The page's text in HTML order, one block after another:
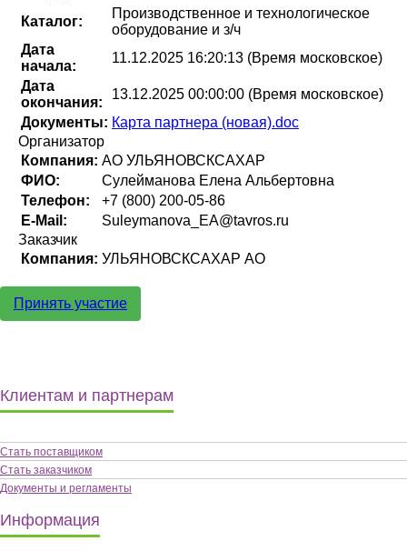
Каталог:
Производственное и технологическое
оборудование и з/ч
Дата
начала:
11.12.2025 16:20:13 (Время московское)
Дата
окончания:
13.12.2025 00:00:00 (Время московское)
Документы: Карта партнера (новая).doc
Организатор
Компания: АО УЛЬЯНОВСКСАХАР
ФИО:
Сулейманова Елена Альбертовна
Телефон:
+7 (800) 200-05-86
E-Mail:
Suleymanova_EA@tavros.ru
Заказчик
Компания: УЛЬЯНОВСКСАХАР АО
Принять участие
Клиентам и партнерам
Стать поставщиком
Стать заказчиком
Документы и регламенты
Информация